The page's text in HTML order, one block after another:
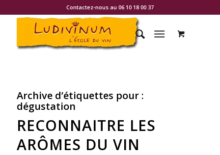
Contactez-nous au 06 10 18 00 37
Archive d’étiquettes pour :
dégustation
RECONNAITRE LES
ARÔMES DU VIN